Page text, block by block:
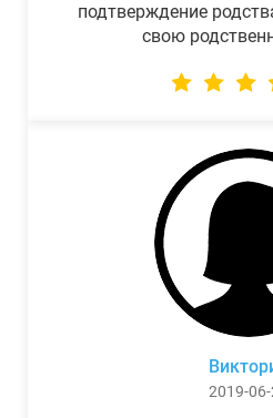
подтверждение
свою
2019-